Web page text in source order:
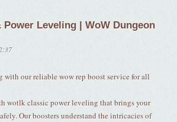
Power Leveling | WoW Dungeon
with our reliable wow rep boost service for all
wotlk classic power leveling that brings your
Our boosters understand the intricacies of